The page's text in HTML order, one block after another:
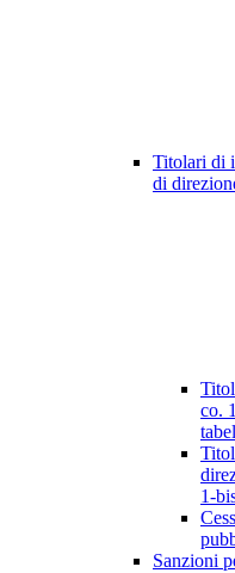
Titolari di
di
co.
1-
Sanzioni